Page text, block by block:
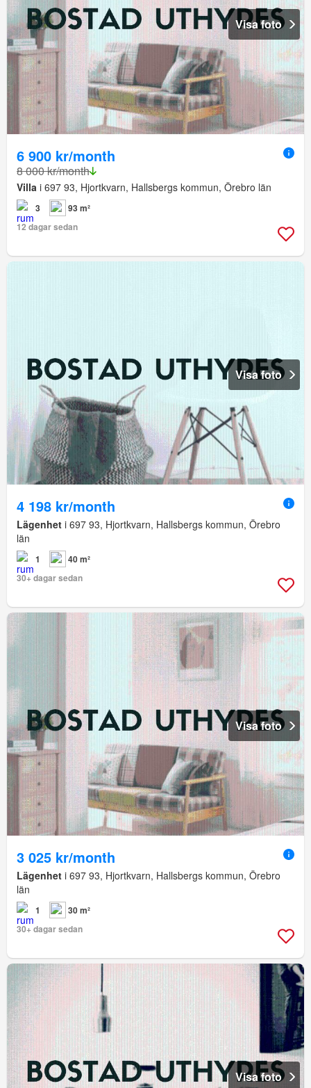
Visa foto
6 900 kr/month
8 000 kr/month
Villa i 697 93, Hjortkvarn, Hallsbergs kommun, Örebro län
3
93 m²
12 dagar sedan
Visa foto
4 198 kr/month
Lägenhet i 697 93, Hjortkvarn, Hallsbergs kommun, Örebro
län
1
40 m²
30+ dagar sedan
Visa foto
3 025 kr/month
Lägenhet i 697 93, Hjortkvarn, Hallsbergs kommun, Örebro
län
1
30 m²
30+ dagar sedan
Visa foto